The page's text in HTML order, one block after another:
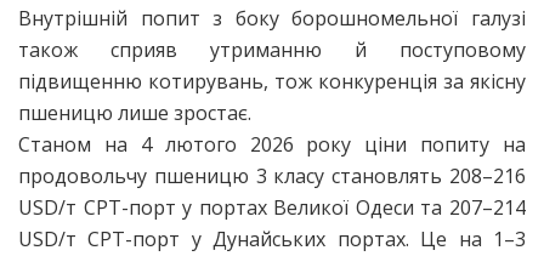
Внутрішній попит з боку борошномельної галузі
також сприяв утриманню й поступовому
підвищенню котирувань, тож конкуренція за якісну
пшеницю лише зростає.
Станом на 4 лютого 2026 року ціни попиту на
продовольчу пшеницю 3 класу становлять 208–216
USD/т CPT-порт у портах Великої Одеси та 207–214
USD/т CPT-порт у Дунайських портах. Це на 1–3